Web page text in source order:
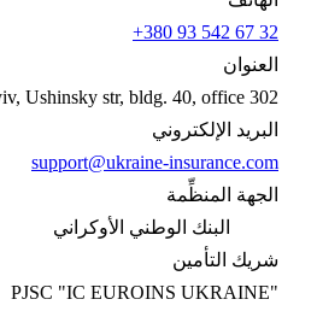
+380 93 542 67
Kyiv, Ushinsky str, bldg. 40, office
الإلكتروني
support@ukraine-
المنظِّمة
البنك الوطني الأوكراني
التأمين
PJSC "IC EUROINS